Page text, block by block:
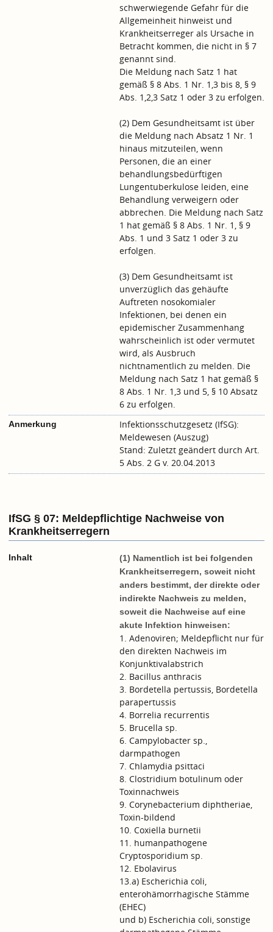
schwerwiegende Gefahr für die
Allgemeinheit hinweist und
Krankheitserreger als Ursache in
Betracht kommen, die nicht in § 7
genannt sind.
Die Meldung nach Satz 1 hat
gemäß § 8 Abs. 1 Nr. 1,3 bis 8, § 9
Abs. 1,2,3 Satz 1 oder 3 zu erfolgen.
(2) Dem Gesundheitsamt ist über
die Meldung nach Absatz 1 Nr. 1
hinaus mitzuteilen, wenn
Personen, die an einer
behandlungsbedürftigen
Lungentuberkulose leiden, eine
Behandlung verweigern oder
abbrechen. Die Meldung nach Satz
1 hat gemäß § 8 Abs. 1 Nr. 1, § 9
Abs. 1 und 3 Satz 1 oder 3 zu
erfolgen.
(3) Dem Gesundheitsamt ist
unverzüglich das gehäufte
Auftreten nosokomialer
Infektionen, bei denen ein
epidemischer Zusammenhang
wahrscheinlich ist oder vermutet
wird, als Ausbruch
nichtnamentlich zu melden. Die
Meldung nach Satz 1 hat gemäß §
8 Abs. 1 Nr. 1,3 und 5, § 10 Absatz
6 zu erfolgen.
Anmerkung
Infektionsschutzgesetz (IfSG):
Meldewesen (Auszug)
Stand: Zuletzt geändert durch Art.
5 Abs. 2 G v. 20.04.2013
IfSG § 07: Meldepflichtige Nachweise von
Krankheitserregern
Inhalt
(1) Namentlich ist bei folgenden
Krankheitserregern, soweit nicht
anders bestimmt, der direkte oder
indirekte Nachweis zu melden,
soweit die Nachweise auf eine
akute Infektion hinweisen:
1. Adenoviren; Meldepflicht nur für
den direkten Nachweis im
Konjunktivalabstrich
2. Bacillus anthracis
3. Bordetella pertussis, Bordetella
parapertussis
4. Borrelia recurrentis
5. Brucella sp.
6. Campylobacter sp.,
darmpathogen
7. Chlamydia psittaci
8. Clostridium botulinum oder
Toxinnachweis
9. Corynebacterium diphtheriae,
Toxin-bildend
10. Coxiella burnetii
11. humanpathogene
Cryptosporidium sp.
12. Ebolavirus
13.a) Escherichia coli,
enterohämorrhagische Stämme
(EHEC)
und b) Escherichia coli, sonstige